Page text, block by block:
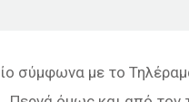
σύμφωνα με το